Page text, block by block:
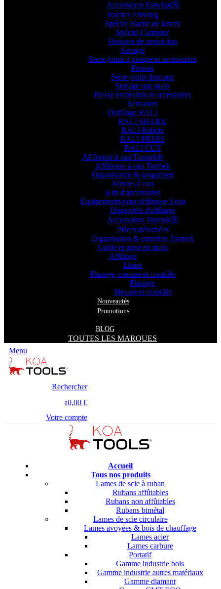
Accessoires EstwingⓇ
Haches Estwing
Spécial Hache de lancer
Spécial Campeur
Housses de protection
Serrage
Serre-joints à pompe et accessoires
Presses
Serre-joints dormant
Serrage une main
Presse extensible et accessoires
Servantes
Outillage RALI
RALI SHARK
RALI Rabots
RALI PRESS
RALI CUT
Affûteuse à eau Tormek®
Affûteuse à eau Tormek
Organisation & rangement
Meules à eau
Kits d'accessoires
Équipements pour affûteuse à eau
Dispositifs d'affûtage
Accessoires TormekⓇ
Pièces détachées
Organisation & entretien Tormek
Guide et prise en main
Affûtage
Limes
Planage, mesure et contrôle
Planage
Mesure et contrôle
Nouveautés
Promotions
BLOG
TOUTES LES MARQUES
Menu
Rechercher
00,00 €
Votre compte
Accueil
Tous nos produits
Lames de scie à ruban
Rubans affûtables
Rubans non affûtables
Rubans bimétal
Lames de scie circulaire
Lames avoyées & bois de chauffage
Lames acier
Lames carbure
Portatif
Gamme industrie bois
Gamme industrie autres matériaux
Gamme diamant